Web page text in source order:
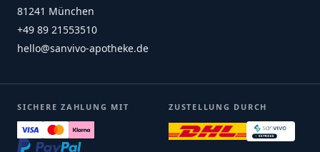
81241 München
+49 89 21553510
hello@sanvivo-apotheke.de
SICHERE ZAHLUNG MIT ZUSTELLUNG DURCH